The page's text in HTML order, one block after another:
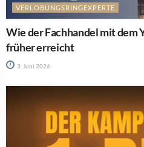
VERLOBUNGSRINGEXPERTE
Wie der Fachhandel mit dem
früher erreicht
3. Juni 2026